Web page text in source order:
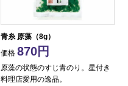
青糸 原藻（8g）
価格 870
原藻の状態のすじ青のり。星付き
料理店愛用の逸品。